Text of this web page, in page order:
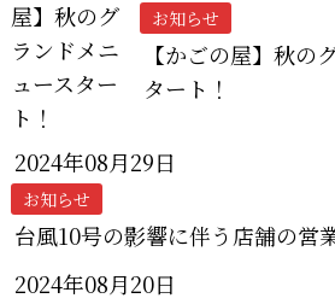
お知らせ
【かごの屋】秋の
タート！
2024年08月29日
お知らせ
台風10号の影響に伴う店舗の営
2024年08月20日